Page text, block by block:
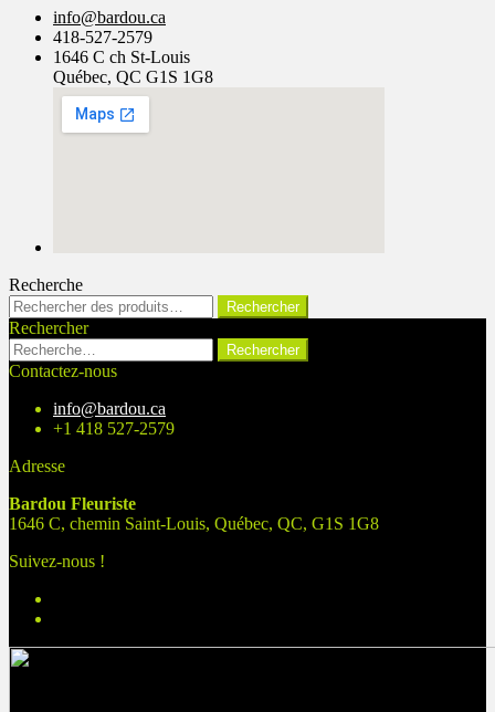
info@bardou.ca
418-527-2579
1646 C ch St-Louis
Québec, QC G1S 1G8
Recherche
Rechercher :
Rechercher
Rechercher
Rechercher :
Contactez-nous
info@bardou.ca
+1 418 527-2579
Adresse
Bardou Fleuriste
1646 C, chemin Saint-Louis, Québec, QC, G1S 1G8
Suivez-nous !